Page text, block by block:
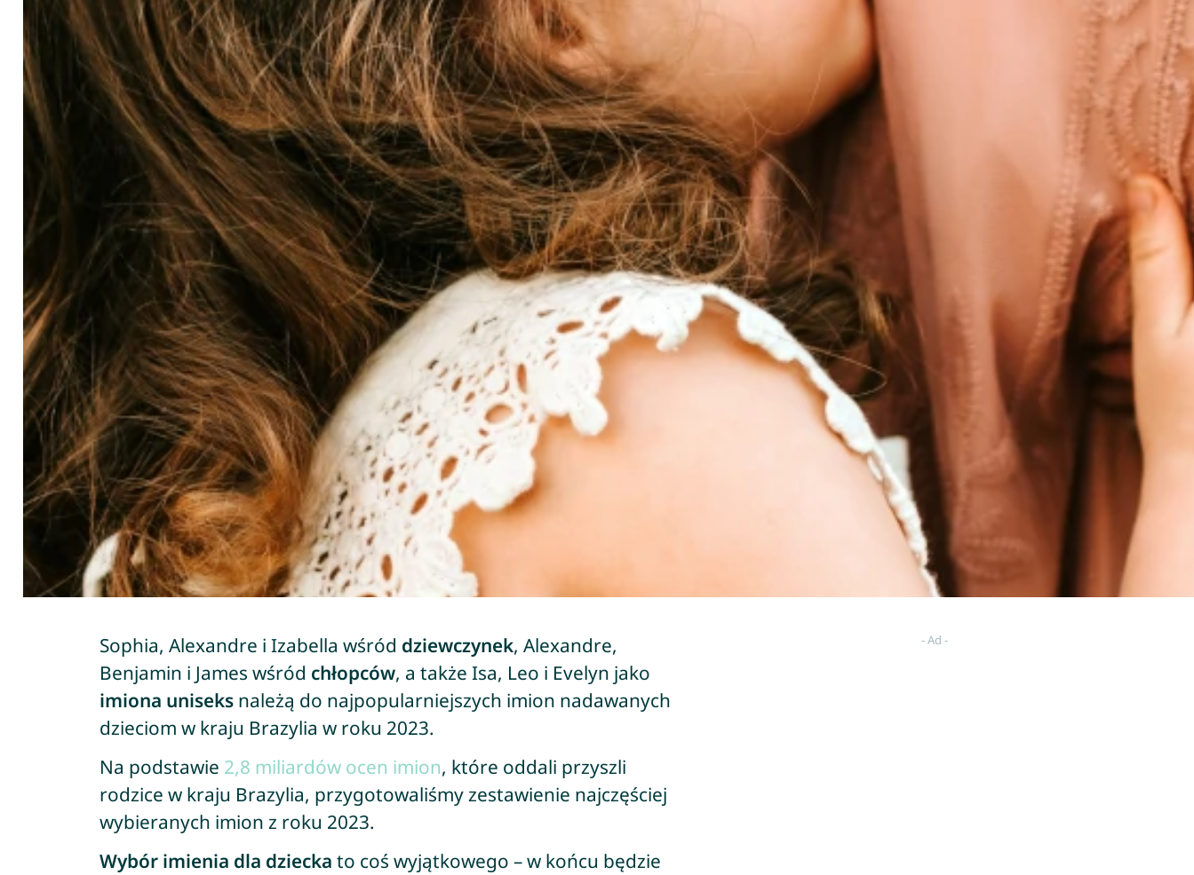
Sophia, Alexandre i Izabella wśród dziewczynek, Alexandre,
Benjamin i James wśród chłopców, a także Isa, Leo i Evelyn jako
imiona uniseksnależą do najpopularniejszych imion nadawanych
dzieciom w kraju Brazylia w roku 2023.
Na podstawie 2,8 miliardów ocen imion, które oddali przyszli
rodzice w kraju Brazylia, przygotowaliśmy zestawienie najczęściej
wybieranych imion z roku 2023.
Wybór imienia dla dziecka to coś wyjątkowego – w końcu będzie